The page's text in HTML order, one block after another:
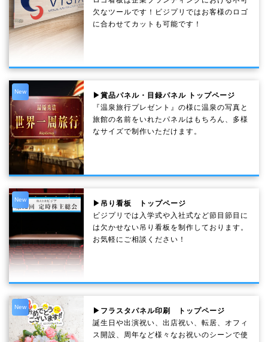
欠なツールです！ビジプリではお客様のロゴ
に合わせてカットも可能です！
New
▶賞品パネル・目録パネル トップページ
『温泉旅行プレゼント』の様に温泉の写真と
旅館の名前をいれたパネルはもちろん、多様
なサイズで制作いただけます。
New
▶吊り看板 トップページ
ビジプリでは入学式や入社式など節目節目に
は欠かせない吊り看板を制作しております。
お気軽にご相談ください！
New
▶フラスタパネル印刷 トップページ
誕生日や出演祝い、出店祝い、転居、オフィ
ス開設、周年など様々なお祝いのシーンで使